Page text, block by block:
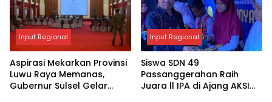
Input Regional
Aspirasi Mekarkan Provinsi
Luwu Raya Memanas,
Gubernur Sulsel Gelar
Input Regional
Siswa SDN 49
Passanggerahan Raih
Juara ll IPA di Ajang AKSI